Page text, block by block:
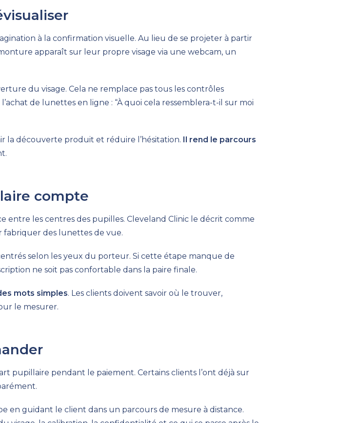
à la confirmation visuelle. Au lieu de se projeter à partir
apparaît sur leur propre visage via une webcam, un
du visage. Cela ne remplace pas tous les contrôles
de lunettes en ligne : “À quoi cela ressemblera-t-il sur moi
la découverte produit et réduire l’hésitation. Il rend le parcours
compte
entre les centres des pupilles. Cleveland Clinic le décrit comme
fabriquer des lunettes de vue.
selon les yeux du porteur. Si cette étape manque de
ne soit pas confortable dans la paire finale.
mots simples. Les clients doivent savoir où le trouver,
le mesurer.
pupillaire pendant le paiement. Certains clients l’ont déjà sur
en guidant le client dans un parcours de mesure à distance.